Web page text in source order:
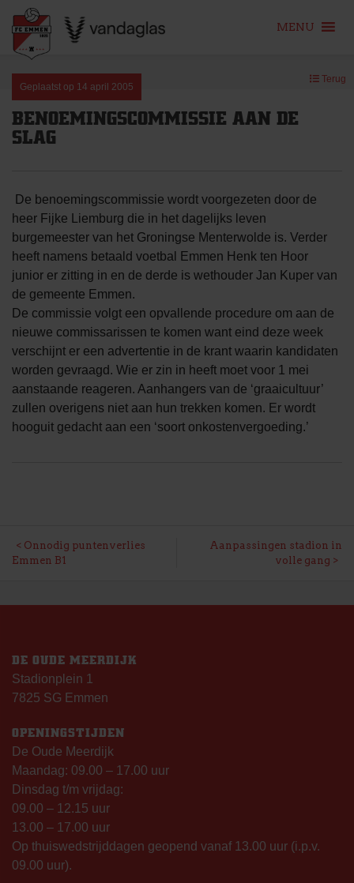
content
MENU
Geplaatst op 14 april 2005
Terug
BENOEMINGSCOMMISSIE AAN DE
SLAG
De benoemingscommissie wordt voorgezeten door de
heer Fijke Liemburg die in het dagelijks leven
burgemeester van het Groningse Menterwolde is. Verder
heeft namens betaald voetbal Emmen Henk ten Hoor
junior er zitting in en de derde is wethouder Jan Kuper van
de gemeente Emmen.
De commissie volgt een opvallende procedure om aan de
nieuwe commissarissen te komen want eind deze week
verschijnt er een advertentie in de krant waarin kandidaten
worden gevraagd. Wie er zin in heeft moet voor 1 mei
aanstaande reageren. Aanhangers van de ‘graaicultuur’
zullen overigens niet aan hun trekken komen. Er wordt
hooguit gedacht aan een ‘soort onkostenvergoeding.’
BERICHT
Onnodig puntenverlies
Emmen B1
Aanpassingen stadion in
volle gang
DE OUDE MEERDIJK
Stadionplein 1
7825 SG Emmen
OPENINGSTIJDEN
De Oude Meerdijk
Maandag: 09.00 – 17.00 uur
Dinsdag t/m vrijdag:
09.00 – 12.15 uur
13.00 – 17.00 uur
Op thuiswedstrijddagen geopend vanaf 13.00 uur (i.p.v.
09.00 uur).